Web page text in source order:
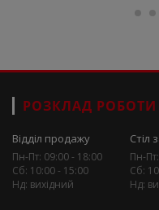
РОЗКЛАД РОБОТИ
Відділ продажу
Пн-Пт: 09:00 - 18:00
Сб: 10:00 - 15:00
Нд: вихідний
Стіл
Пн-
Сб:
Нд: